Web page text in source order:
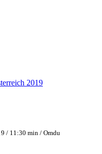
2019
/ 11:30 min / Omdu